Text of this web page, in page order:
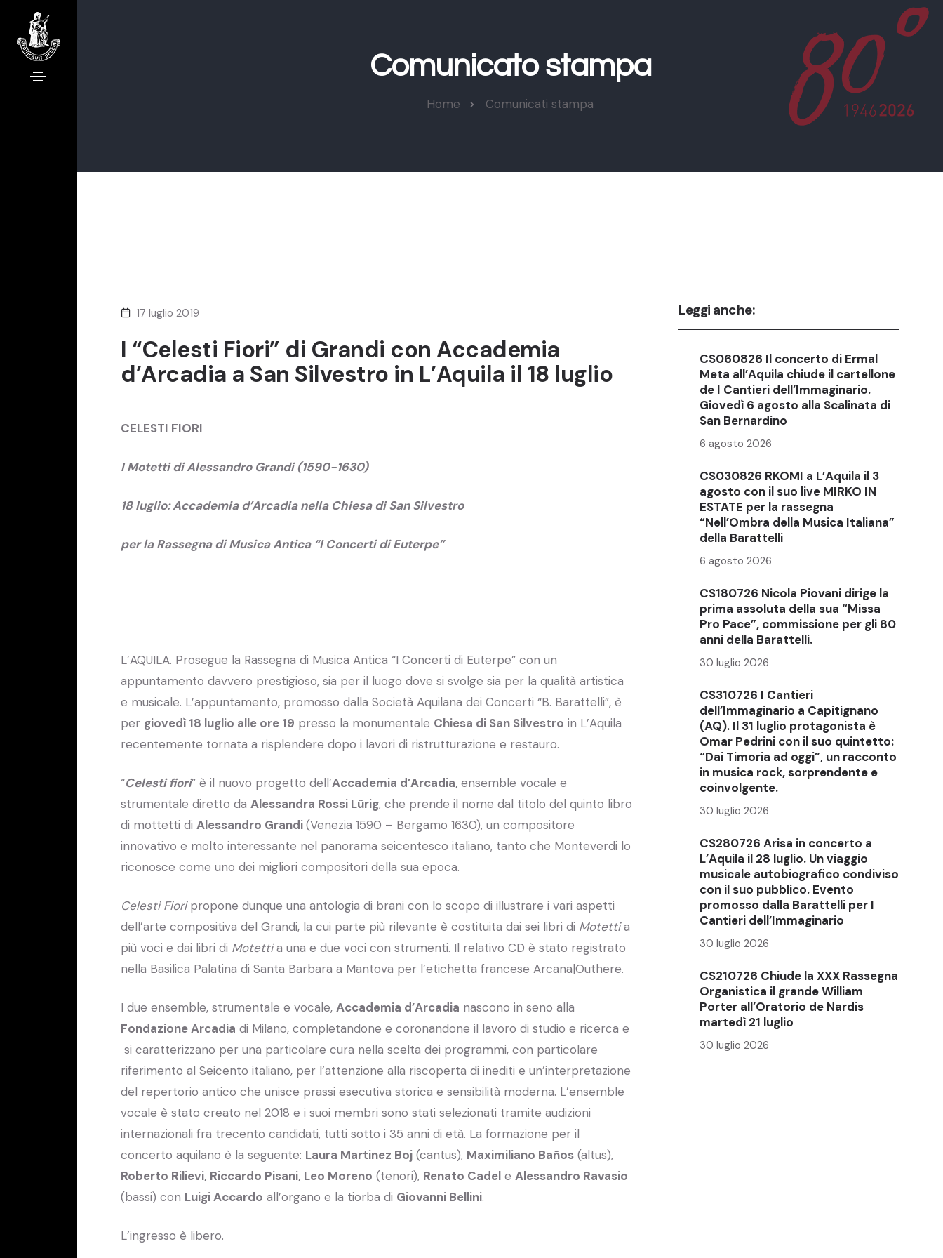
Comunicato stampa
Home Comunicati stampa
17 luglio 2019
I “Celesti Fiori” di Grandi con Accademia
d’Arcadia a San Silvestro in L’Aquila il 18 luglio
CELESTI FIORI
I Motetti di Alessandro Grandi (1590-1630)
18 luglio: Accademia d’Arcadia nella Chiesa di San Silvestro
per la Rassegna di Musica Antica “I Concerti di Euterpe”
L’AQUILA. Prosegue la Rassegna di Musica Antica “I Concerti di Euterpe” con un
appuntamento davvero prestigioso, sia per il luogo dove si svolge sia per la qualità artistica
e musicale. L’appuntamento, promosso dalla Società Aquilana dei Concerti “B. Barattelli”, è
per giovedì 18 luglio alle ore 19 presso la monumentale Chiesa di San Silvestro in L’Aquila
recentemente tornata a risplendere dopo i lavori di ristrutturazione e restauro.
“Celesti fiori” è il nuovo progetto dell’Accademia d’Arcadia,ensemble vocale e
strumentale diretto da Alessandra Rossi Lürig, che prende il nome dal titolo del quinto libro
di mottetti di Alessandro Grandi(Venezia 1590 – Bergamo 1630), un compositore
innovativo e molto interessante nel panorama seicentesco italiano, tanto che Monteverdi lo
riconosce come uno dei migliori compositori della sua epoca.
Celesti Fioripropone dunque una antologia di brani con lo scopo di illustrare i vari aspetti
dell’arte compositiva del Grandi, la cui parte più rilevante è costituita dai sei libri di Motettia
più voci e dai libri di Motettia una e due voci con strumenti. Il relativo CD è stato registrato
nella Basilica Palatina di Santa Barbara a Mantova per l’etichetta francese Arcana|Outhere.
I due ensemble, strumentale e vocale, Accademia d’Arcadia nascono in seno alla
Fondazione Arcadia di Milano, completandone e coronandone il lavoro di studio e ricerca e
si caratterizzano per una particolare cura nella scelta dei programmi, con particolare
riferimento al Seicento italiano, per l’attenzione alla riscoperta di inediti e un’interpretazione
del repertorio antico che unisce prassi esecutiva storica e sensibilità moderna. L’ensemble
vocale è stato creato nel 2018 e i suoi membri sono stati selezionati tramite audizioni
internazionali fra trecento candidati, tutti sotto i 35 anni di età. La formazione per il
concerto aquilano è la seguente: Laura Martinez Boj (cantus), Maximiliano Baños (altus),
Roberto Rilievi, Riccardo Pisani, Leo Moreno (tenori), Renato Cadel e Alessandro Ravasio
(bassi) con Luigi Accardo all’organo e la tiorba di Giovanni Bellini.
L’ingresso è libero.
Leggi anche:
CS060826 Il concerto di Ermal
Meta all’Aquila chiude il cartellone
de I Cantieri dell’Immaginario.
Giovedì 6 agosto alla Scalinata di
San Bernardino
6 agosto 2026
CS030826 RKOMI a L’Aquila il 3
agosto con il suo live MIRKO IN
ESTATE per la rassegna
“Nell’Ombra della Musica Italiana”
della Barattelli
6 agosto 2026
CS180726 Nicola Piovani dirige la
prima assoluta della sua “Missa
Pro Pace”, commissione per gli 80
anni della Barattelli.
30 luglio 2026
CS310726 I Cantieri
dell’Immaginario a Capitignano
(AQ). Il 31 luglio protagonista è
Omar Pedrini con il suo quintetto:
“Dai Timoria ad oggi”, un racconto
in musica rock, sorprendente e
coinvolgente.
30 luglio 2026
CS280726 Arisa in concerto a
L’Aquila il 28 luglio. Un viaggio
musicale autobiografico condiviso
con il suo pubblico. Evento
promosso dalla Barattelli per I
Cantieri dell’Immaginario
30 luglio 2026
CS210726 Chiude la XXX Rassegna
Organistica il grande William
Porter all’Oratorio de Nardis
martedì 21 luglio
30 luglio 2026